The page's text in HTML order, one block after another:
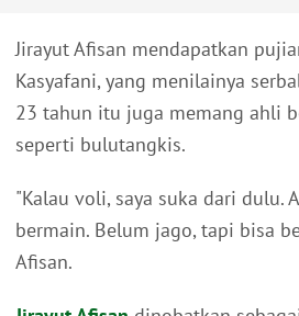
Jirayut Afisan mendapatkan
Kasyafani, yang menilainya
23 tahun itu juga memang ahli
seperti bulutangkis.
"Kalau voli, saya suka dari dulu.
bermain. Belum jago, tapi bisa
Afisan.